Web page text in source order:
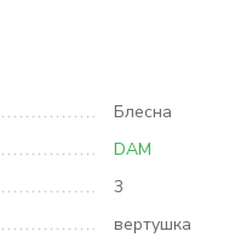
Блесна
DAM
3
вертушка